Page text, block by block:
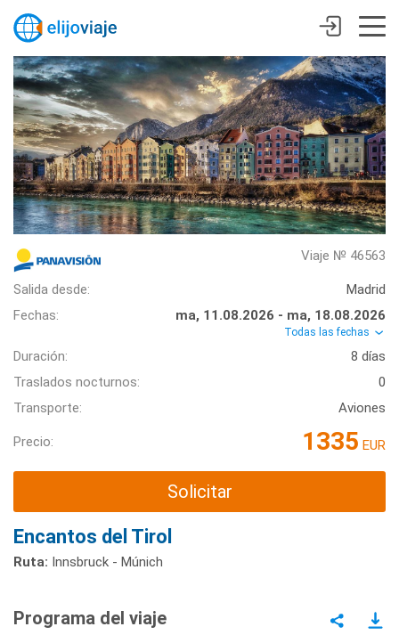
Viaje № 46563
Salida desde:
Madrid
Fechas:
ma, 11.08.2026 - ma, 18.08.2026
Todas las fechas
Duración:
8 días
Traslados nocturnos:
0
Transporte:
Aviones
Precio: 1335 EUR
Solicitar
Encantos del Tirol
Ruta: Innsbruck - Múnich
Programa del viaje